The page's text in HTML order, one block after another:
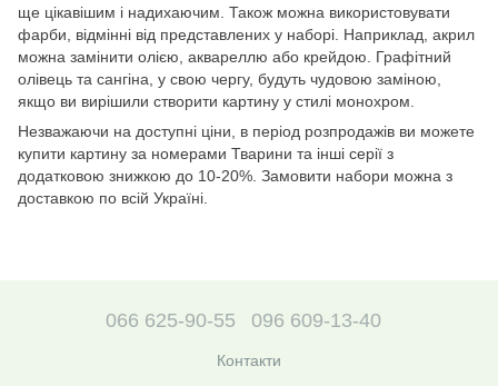
ще цікавішим і надихаючим. Також можна використовувати
фарби, відмінні від представлених у наборі. Наприклад, акрил
можна замінити олією, аквареллю або крейдою. Графітний
олівець та сангіна, у свою чергу, будуть чудовою заміною,
якщо ви вирішили створити картину у стилі монохром.
Незважаючи на доступні ціни, в період розпродажів ви можете
купити картину за номерами Тварини та інші серії з
додатковою знижкою до 10-20%. Замовити набори можна з
доставкою по всій Україні.
066 625-90-55 096 609-13-40
Контакти